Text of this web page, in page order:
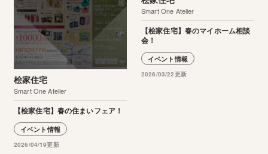
桧家住宅
Smart One Atelier
【桧家住宅】春の住まいフェア！
イベント情報
2026/04/19更新
Smart One Atelier
【桧家住宅】春のマイホーム相談
会！
イベント情報
2026/03/22更新